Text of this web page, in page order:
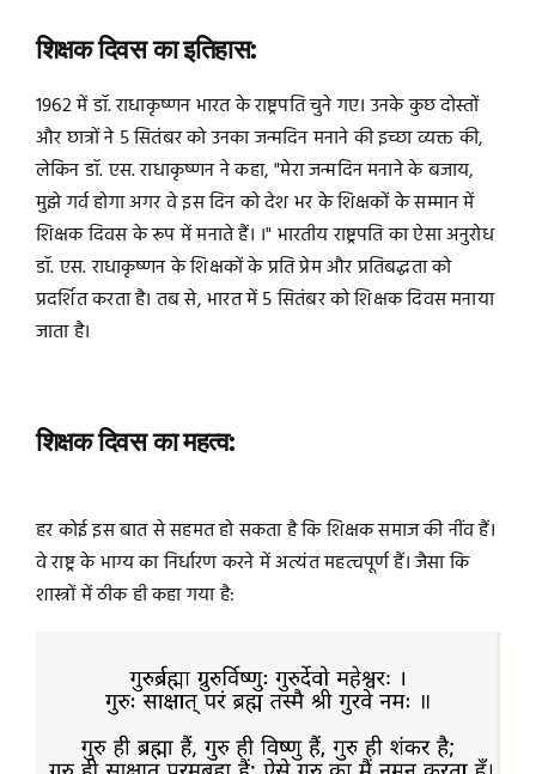
शिक्षक दिवस का इतिहास:
1962 में डॉ. राधाकृष्णन भारत के राष्ट्रपति चुने गए। उनके कुछ दोस्तों
और छात्रों ने 5 सितंबर को उनका जन्मदिन मनाने की इच्छा व्यक्त की,
लेकिन डॉ. एस. राधाकृष्णन ने कहा, "मेरा जन्मदिन मनाने के बजाय,
मुझे गर्व होगा अगर वे इस दिन को देश भर के शिक्षकों के सम्मान में
शिक्षक दिवस के रूप में मनाते हैं। ।" भारतीय राष्ट्रपति का ऐसा अनुरोध
डॉ. एस. राधाकृष्णन के शिक्षकों के प्रति प्रेम और प्रतिबद्धता को
प्रदर्शित करता है। तब से, भारत में 5 सितंबर को शिक्षक दिवस मनाया
जाता है।
शिक्षक दिवस का महत्व:
हर कोई इस बात से सहमत हो सकता है कि शिक्षक समाज की नींव हैं।
वे राष्ट्र के भाग्य का निर्धारण करने में अत्यंत महत्वपूर्ण हैं। जैसा कि
शास्त्रों में ठीक ही कहा गया है: